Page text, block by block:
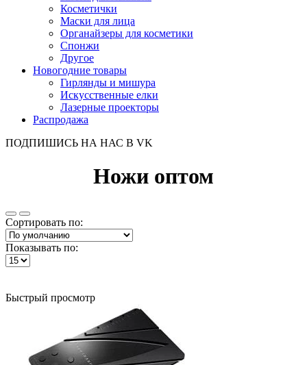
Косметички
Маски для лица
Органайзеры для косметики
Спонжи
Другое
Новогодние товары
Гирлянды и мишура
Искусственные елки
Лазерные проекторы
Распродажа
ПОДПИШИСЬ НА НАС В VK
Ножи оптом
Сортировать по:
Показывать по:
Быстрый просмотр